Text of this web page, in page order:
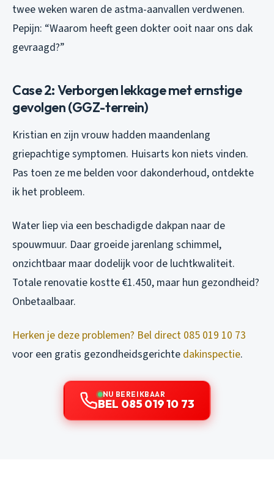
twee weken waren de astma-aanvallen verdwenen.
Pepijn: “Waarom heeft geen dokter ooit naar ons dak
gevraagd?”
Case 2: Verborgen lekkage met ernstige
gevolgen (GGZ-terrein)
Kristian en zijn vrouw hadden maandenlang
griepachtige symptomen. Huisarts kon niets vinden.
Pas toen ze me belden voor dakonderhoud, ontdekte
ik het probleem.
Water liep via een beschadigde dakpan naar de
spouwmuur. Daar groeide jarenlang schimmel,
onzichtbaar maar dodelijk voor de luchtkwaliteit.
Totale renovatie kostte €1.450, maar hun gezondheid?
Onbetaalbaar.
Herken je deze problemen? Bel direct 085 019 10 73
voor een gratis gezondheidsgerichte dakinspectie.
NU BEREIKBAAR
BEL 085 019 10 73